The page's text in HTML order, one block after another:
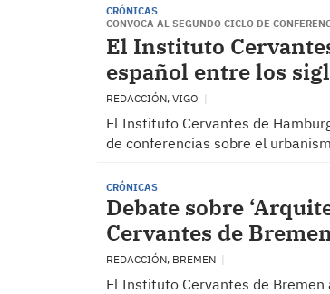
CRÓNICAS
CONVOCA AL SEGUNDO CICLO DE
El Instituto
español entre los
REDACCIÓN, VIGO
El Instituto Cervantes de
de conferencias sobre el
CRÓNICAS
Debate sobre
Cervantes de
REDACCIÓN, BREMEN
El Instituto Cervantes de